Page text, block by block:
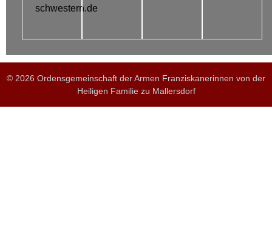
schwestern.de
© 2026 Ordensgemeinschaft der Armen Franziskanerinnen von der
Heiligen Familie zu Mallersdorf